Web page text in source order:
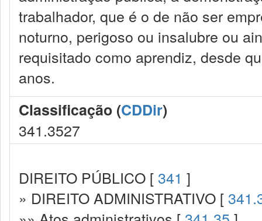
trabalhador, que é o de não ser
noturno, perigoso ou insalubre ou
requisitado como aprendiz, desde
anos.
Classificação (CDDir)
341.3527
DIREITO PÚBLICO [ 341 ]
» DIREITO ADMINISTRATIVO [